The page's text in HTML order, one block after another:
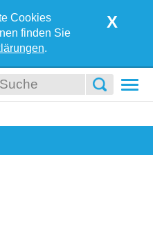
Cookies
finden Sie
.
X